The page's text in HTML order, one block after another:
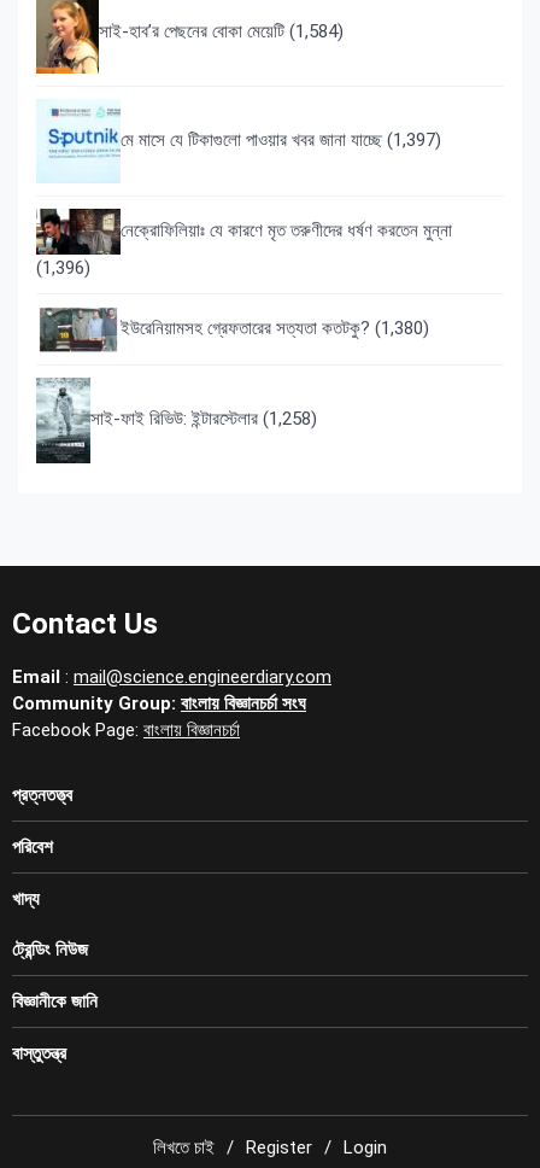
সাই-হাব’র পেছনের বোকা মেয়েটি (1,584)
মে মাসে যে টিকাগুলো পাওয়ার খবর জানা যাচ্ছে (1,397)
নেক্রোফিলিয়াঃ যে কারণে মৃত তরুণীদের ধর্ষণ করতেন মুন্না
(1,396)
ইউরেনিয়ামসহ গ্রেফতারের সত্যতা কতটকু? (1,380)
সাই-ফাই রিভিউ: ইন্টারস্টেলার (1,258)
Contact Us
Email : mail@science.engineerdiary.com
Community Group: বাংলায় বিজ্ঞানচর্চা সংঘ
Facebook Page: বাংলায় বিজ্ঞানচর্চা
প্রত্নতত্ত্ব
পরিবেশ
খাদ্য
ট্রেন্ডিং নিউজ
বিজ্ঞানীকে জানি
বাস্তুতন্ত্র
লিখতে চাই Register Login